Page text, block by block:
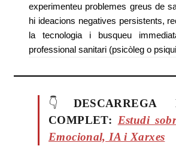
experimenteu problemes greus de
hi ideacions negatives persistents,
la tecnologia i busqueu
professional sanitari (psicòleg o
👇 DESCARREGA
COMPLET: Estudi
Emocional, IA i Xarxes